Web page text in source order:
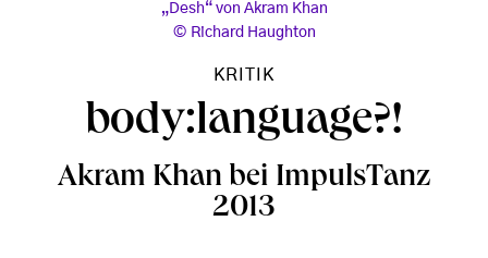
„Desh“ von Akram Khan
Richard Haughton
KRITIK
body:language?!
Akram Khan bei ImpulsTanz
2013